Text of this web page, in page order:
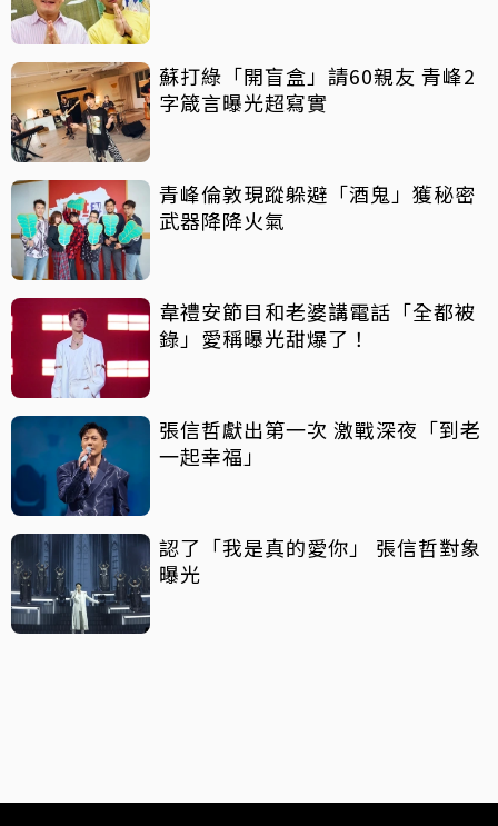
蘇打綠「開盲盒」請60親友 青峰2
字箴言曝光超寫實
青峰倫敦現蹤躲避「酒鬼」獲秘密
武器降降火氣
韋禮安節目和老婆講電話「全都被
錄」愛稱曝光甜爆了！
張信哲獻出第一次 激戰深夜「到老
一起幸福」
認了「我是真的愛你」 張信哲對象
曝光